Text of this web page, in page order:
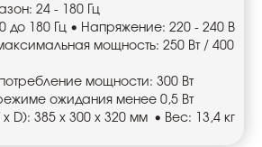
24 - 180 Гц
до 180 Гц • Напряжение: 220 - 240 В
мощность: 250 Вт / 400
мощности: 300 Вт
ожидания менее 0,5 Вт
D): 385 x 300 x 320 мм • Вес: 13,4 кг